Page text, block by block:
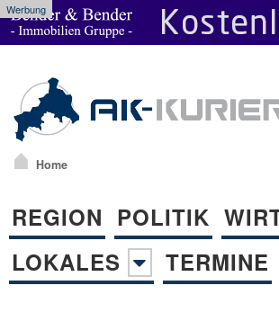
Werbung
Home
REGION POLITIK
LOKALES
TERMINE